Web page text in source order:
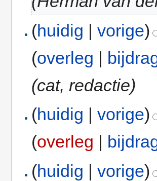
(huidig |vorige)
(overleg |
(cat, redactie)
(huidig |vorige)
(overleg |
(huidig |vorige)